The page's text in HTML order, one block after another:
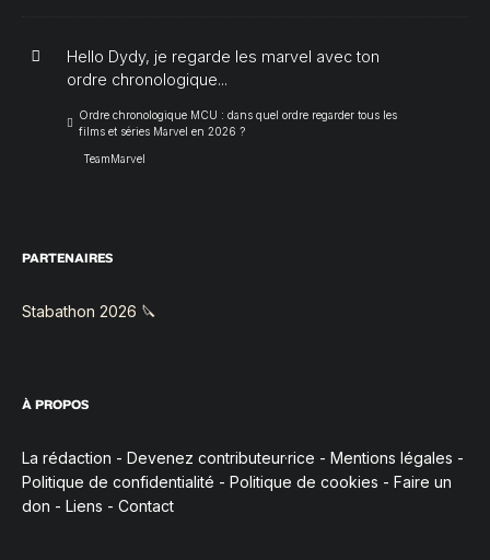
Hello Dydy, je regarde les marvel avec ton
ordre chronologique...
Ordre chronologique MCU : dans quel ordre regarder tous les
films et séries Marvel en 2026 ?
TeamMarvel
PARTENAIRES
Stabathon 2026 🔪
À PROPOS
La rédaction - Devenez contributeur·rice - Mentions légales -
Politique de confidentialité - Politique de cookies - Faire un
don - Liens - Contact